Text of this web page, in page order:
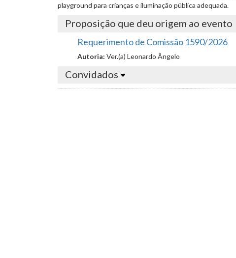
playground para crianças e iluminação pública adequada.
Proposição que deu origem ao evento
Requerimento de Comissão 1590/2026
Autoria: Ver.(a) Leonardo Ângelo
Convidados